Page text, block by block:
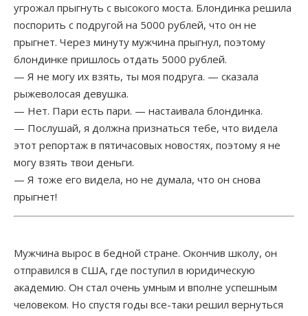
угрожал прыгнуть с высокого моста. Блондинка решила
поспорить с подругой на 5000 рублей, что он не
прыгнет. Через минуту мужчина прыгнул, поэтому
блондинке пришлось отдать 5000 рублей.
— Я не могу их взять, ты моя подруга. — сказала
рыжеволосая девушка.
— Нет. Пари есть пари. — настаивала блондинка.
— Послушай, я должна признаться тебе, что видела
этот репортаж в пятичасовых новостях, поэтому я не
могу взять твои деньги.
— Я тоже его видела, но не думала, что он снова
прыгнет!
Мужчина вырос в бедной стране. Окончив школу, он
отправился в США, где поступил в юридическую
академию. Он стал очень умным и вполне успешным
человеком. Но спустя годы все-таки решил вернуться